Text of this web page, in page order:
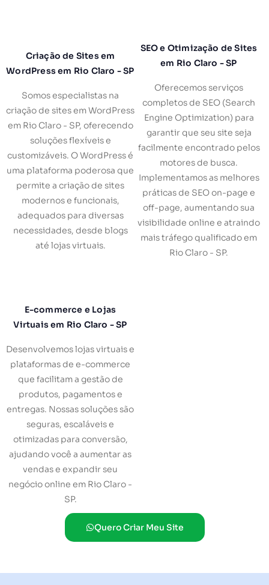
Criação de Sites em
WordPress em Rio Claro - SP
Somos especialistas na
criação de sites em WordPress
em Rio Claro - SP, oferecendo
soluções flexíveis e
customizáveis. O WordPress é
uma plataforma poderosa que
permite a criação de sites
modernos e funcionais,
adequados para diversas
necessidades, desde blogs
até lojas virtuais.
SEO e Otimização de Sites
em Rio Claro - SP
Oferecemos serviços
completos de SEO (Search
Engine Optimization) para
garantir que seu site seja
facilmente encontrado pelos
motores de busca.
Implementamos as melhores
práticas de SEO on-page e
off-page, aumentando sua
visibilidade online e atraindo
mais tráfego qualificado em
Rio Claro - SP.
E-commerce e Lojas
Virtuais em Rio Claro - SP
Desenvolvemos lojas virtuais e
plataformas de e-commerce
que facilitam a gestão de
produtos, pagamentos e
entregas. Nossas soluções são
seguras, escaláveis e
otimizadas para conversão,
ajudando você a aumentar as
vendas e expandir seu
negócio online em Rio Claro -
SP.
Quero Criar Meu Site